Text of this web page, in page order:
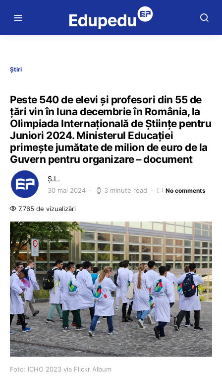
Știri
Peste 540 de elevi și profesori din 55 de
țări vin în luna decembrie în România, la
Olimpiada Internațională de Științe pentru
Juniori 2024. Ministerul Educației
primește jumătate de milion de euro de la
Guvern pentru organizare – document
Ș.L.
30 mai 2024 3 minute read No comments
7.765 de vizualizări
Foto: ICHO 2023 via Flickr Album